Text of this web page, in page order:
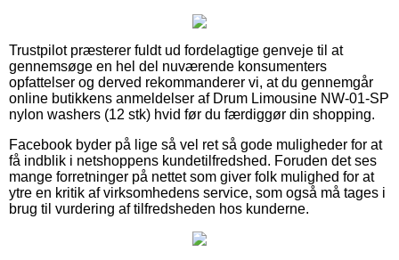
Trustpilot præsterer fuldt ud fordelagtige genveje til at
gennemsøge en hel del nuværende konsumenters
opfattelser og derved rekommanderer vi, at du gennemgår
online butikkens anmeldelser af Drum Limousine NW-01-SP
nylon washers (12 stk) hvid før du færdiggør din shopping.
Facebook byder på lige så vel ret så gode muligheder for at
få indblik i netshoppens kundetilfredshed. Foruden det ses
mange forretninger på nettet som giver folk mulighed for at
ytre en kritik af virksomhedens service, som også må tages i
brug til vurdering af tilfredsheden hos kunderne.